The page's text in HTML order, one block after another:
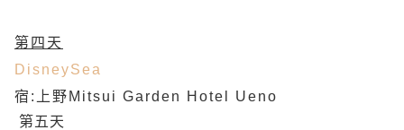
第四天
DisneySea
宿:上野Mitsui Garden Hotel Ueno
第五天